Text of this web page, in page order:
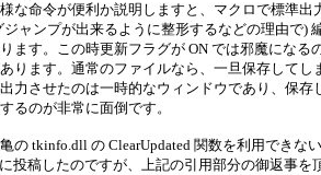
な命令が便利か説明しますと、マクロで標準出
ジャンプが出来るように整形するなどの理由で)
ます。この時更新フラグが ON では邪魔になる
ります。通常のファイルなら、一旦保存してし
力させたのは一時的なウィンドウであり、保存
るのが非常に面倒です。
の tkinfo.dll の ClearUpdated 関数を利用できない
投稿したのですが、上記の引用部分の御返事を